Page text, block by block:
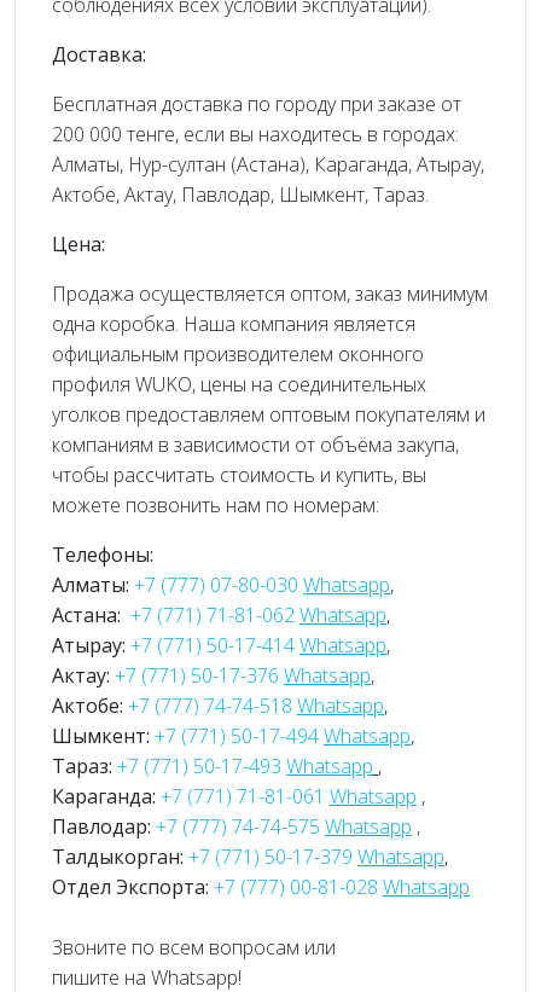
Доставка:
Бесплатная доставка по городу при заказе от
200 000 тенге, если вы находитесь в городах:
Алматы, Нур-султан (Астана), Караганда, Атырау,
Актобе, Актау, Павлодар, Шымкент, Тараз.
Цена:
Продажа осуществляется оптом, заказ минимум
одна коробка. Наша компания является
официальным производителем оконного
профиля WUKO, цены на соединительных
уголков предоставляем оптовым покупателям и
компаниям в зависимости от объёма закупа,
чтобы рассчитать стоимость и купить, вы
можете позвонить нам по номерам:
Телефоны:
Алматы: +7 (777) 07-80-030 Whatsapp,
Астана: +7 (771) 71-81-062Whatsapp,
Атырау: +7 (771) 50-17-414Whatsapp,
Актау: +7 (771) 50-17-376 Whatsapp,
Актобе: +7 (777) 74-74-518 Whatsapp,
Шымкент: +7 (771) 50-17-494Whatsapp,
Тараз: +7 (771) 50-17-493 Whatsapp ,
Караганда: +7 (771) 71-81-061 Whatsapp ,
Павлодар: +7 (777) 74-74-575 Whatsapp ,
Талдыкорган: +7 (771) 50-17-379 Whatsapp,
Отдел Экспорта: +7 (777) 00-81-028 Whatsapp
Звоните по всем вопросам или
пишите на Whatsapp!